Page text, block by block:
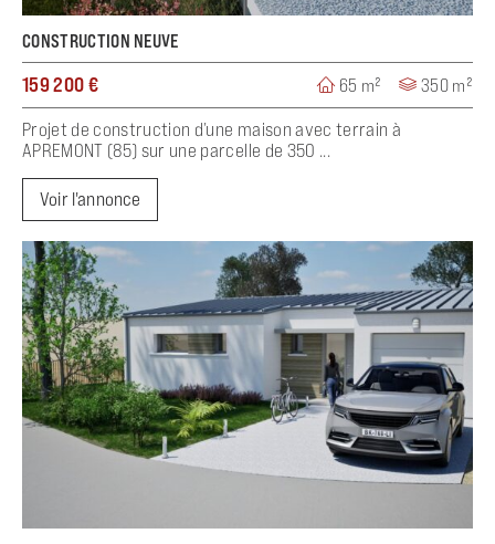
CONSTRUCTION NEUVE
159 200 € 65 m² 350 m²
Projet de construction d’une maison avec terrain à
APREMONT (85) sur une parcelle de 350 ...
Voir l'annonce